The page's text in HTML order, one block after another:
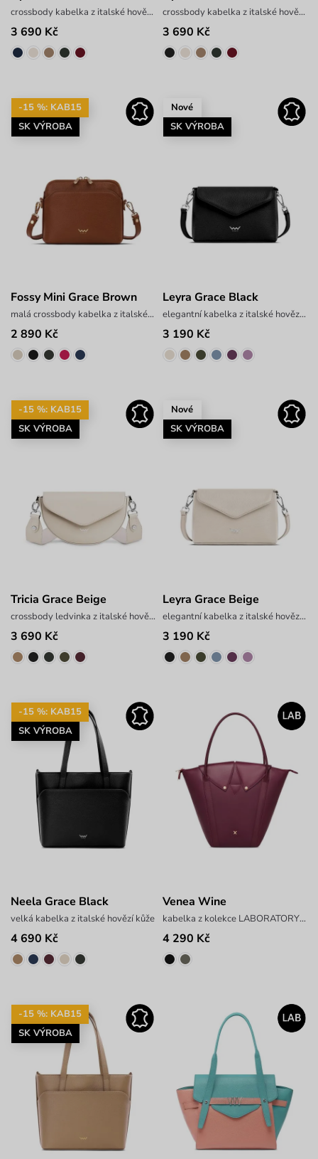
crossbody kabelka z italské hovězí kůže
3 690 Kč
crossbody kabelka z italské hovězí kůže
3 690 Kč
-15 %: KAB15
SK VÝROBA
Fossy Mini Grace Brown
malá crossbody kabelka z italské hovězí kůže
2 890 Kč
Nové
SK VÝROBA
Leyra Grace Black
elegantní kabelka z italské hovězí kůže
3 190 Kč
-15 %: KAB15
SK VÝROBA
Tricia Grace Beige
crossbody ledvinka z italské hovězí kůže
3 690 Kč
Nové
SK VÝROBA
Leyra Grace Beige
elegantní kabelka z italské hovězí kůže
3 190 Kč
-15 %: KAB15
SK VÝROBA
Neela Grace Black
velká kabelka z italské hovězí kůže
4 690 Kč
Venea Wine
kabelka z kolekce LABORATORY x PAVEL BERKY
4 290 Kč
-15 %: KAB15
SK VÝROBA